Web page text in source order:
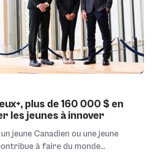
plus de 160 000 $ en
les jeunes à innover
jeune Canadien ou une jeune
à faire du monde...